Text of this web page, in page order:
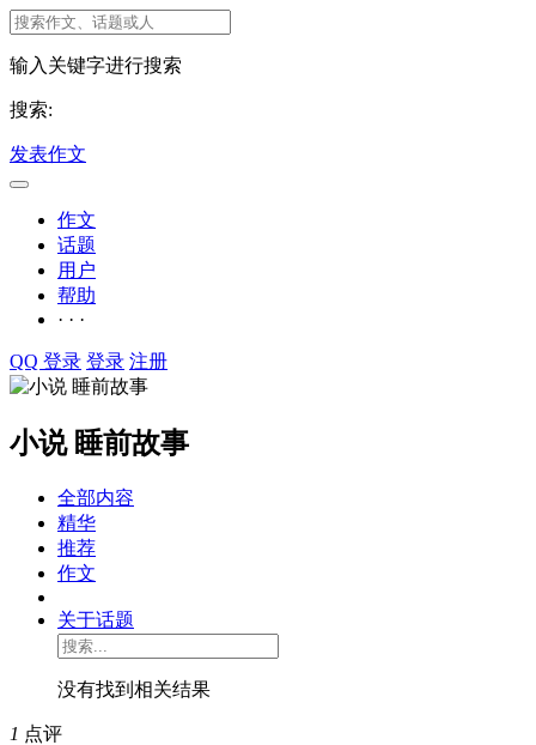
输入关键字进行搜索
搜索:
发表作文
作文
话题
用户
帮助
· · ·
QQ 登录 登录 注册
小说 睡前故事
全部内容
精华
推荐
作文
关于话题
没有找到相关结果
1 点评